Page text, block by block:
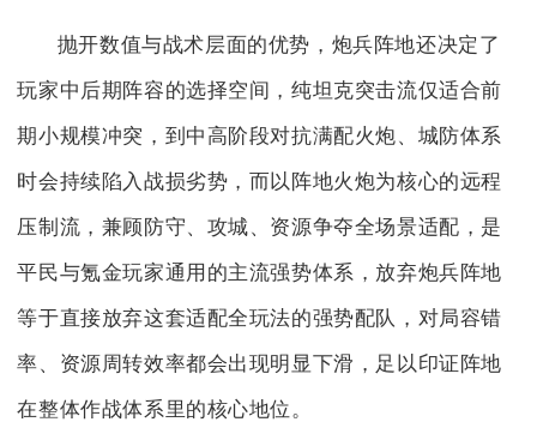
抛开数值与战术层面的优势，炮兵阵地还决定了
玩家中后期阵容的选择空间，纯坦克突击流仅适合前
期小规模冲突，到中高阶段对抗满配火炮、城防体系
时会持续陷入战损劣势，而以阵地火炮为核心的远程
压制流，兼顾防守、攻城、资源争夺全场景适配，是
平民与氪金玩家通用的主流强势体系，放弃炮兵阵地
等于直接放弃这套适配全玩法的强势配队，对局容错
率、资源周转效率都会出现明显下滑，足以印证阵地
在整体作战体系里的核心地位。